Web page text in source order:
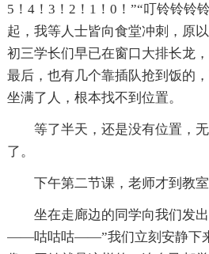
5！4！3！2！1！0！”“叮铃铃
起，我等人士皆向食堂冲刺，原
初三学长们早已在窗口大排长龙
最后，也有几个靠插队抢到饭的
坐满了人，根本找不到位置。
等了半天，还是没有位置，
了。
下午第二节课，老师才到教室
坐在走廊边的同学向我们发
——咕咕咕——”我们立刻安静下